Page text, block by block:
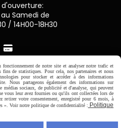
d'ouverture:
Samedi de
/ 14H00-18H30

sécurisé
Agricole
bancaire
de notre site et analyser notre trafic et
de statistiques. Pour cela, nos partenaires et nous
pour stocker et accéder à des informations
Nous partageons également des informations sur
médias sociaux, de publicité et d'analyse, qui peuvent
vous leur avez fournies ou qu'ils ont collectées lors de
retirer votre consentement, enregistré pour 6 mois, à
». Voir notre politique de confidentialité : Politique